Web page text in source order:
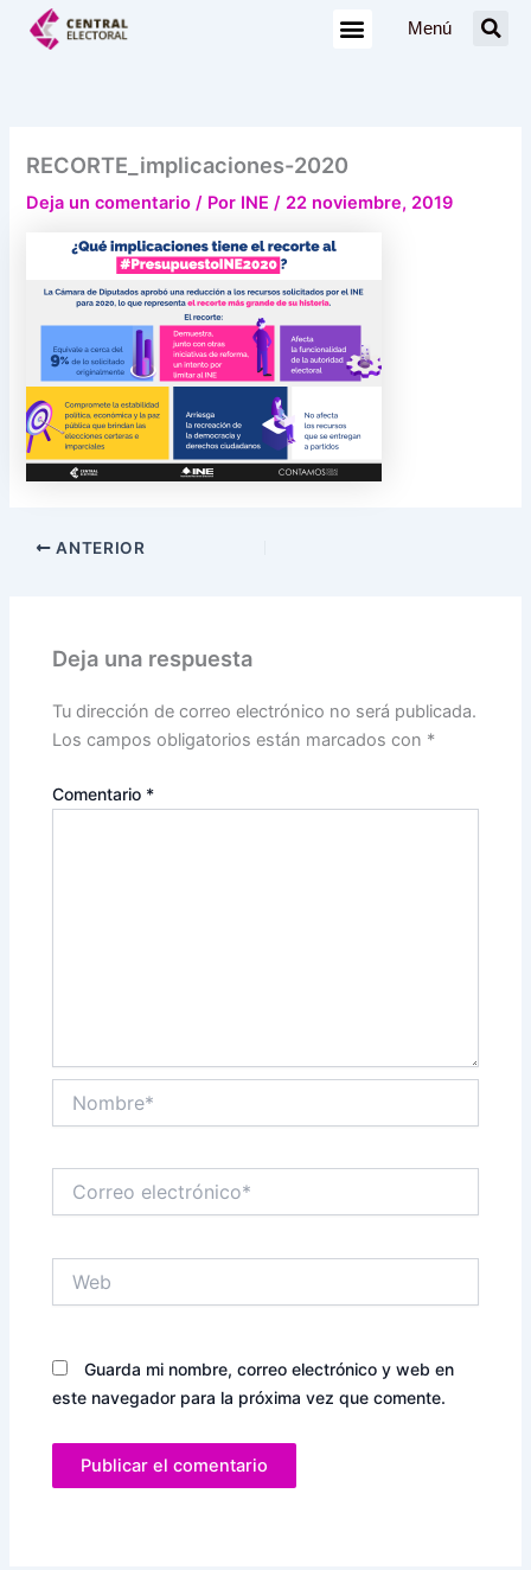
Menú
RECORTE_implicaciones-2020
Deja un comentario / Por INE/ 22 noviembre, 2019
ANTERIOR
Deja una respuesta
Tu dirección de correo electrónico no será publicada.
Los campos obligatorios están marcados con *
Comentario *
electrónico*
Guarda mi nombre, correo electrónico y web en
este navegador para la próxima vez que comente.